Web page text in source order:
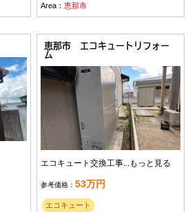
Area：恵那市
恵那市 エコキュートリフォー
ム
エコキュート交換工事...もっと見る
参考価格：53万円
エコキュート